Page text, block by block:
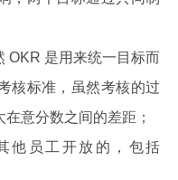
OKR 是用来统一目标而
核标准，虽然考核的过
意分数之间的差距；
他员工开放的，包括